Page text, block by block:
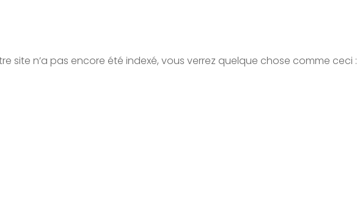
site n’a pas encore été indexé, vous verrez quelque chose comme ceci :